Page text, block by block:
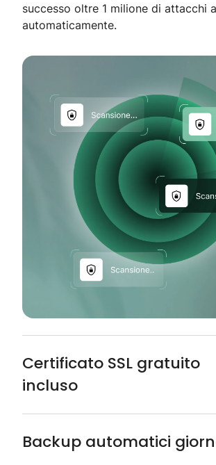
successo oltre 1 milione di attacchi
automaticamente.
Certificato SSL gratuito
incluso
Backup automatici